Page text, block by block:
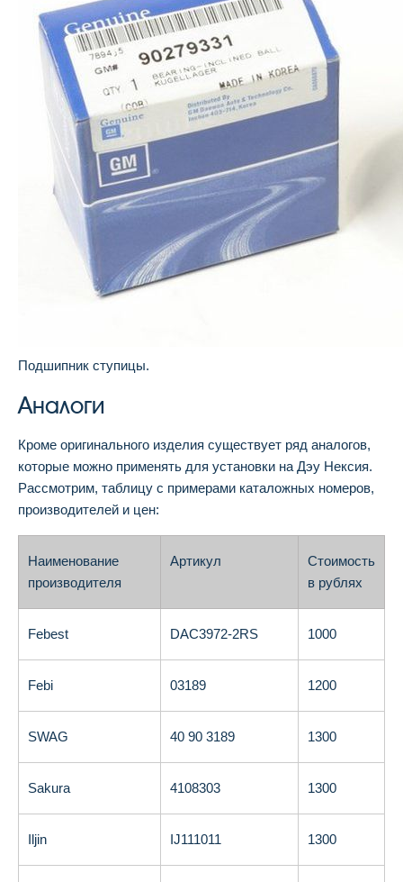
Подшипник ступицы.
Аналоги
Кроме оригинального изделия существует ряд аналогов,
которые можно применять для установки на Дэу Нексия.
Рассмотрим, таблицу с примерами каталожных номеров,
производителей и цен:
Наименование
производителя
Артикул
Стоимость
в рублях
Febest DAC3972-2RS 1000
Febi 03189 1200
SWAG 40 90 3189 1300
Sakura 4108303 1300
Iljin IJ111011 1300